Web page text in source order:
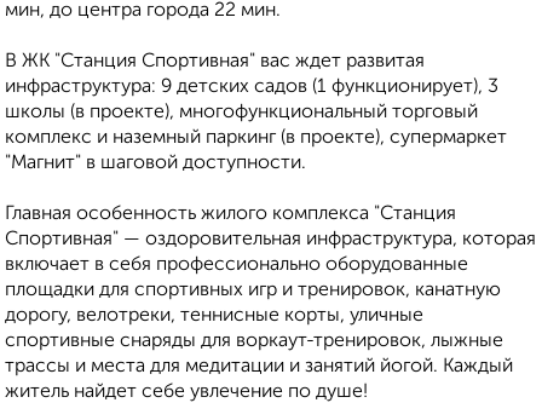
мин, до центра города 22 мин.
В ЖК "Станция Спортивная" вас ждет развитая
инфраструктура: 9 детских садов (1 функционирует), 3
школы (в проекте), многофункциональный торговый
комплекс и наземный паркинг (в проекте), супермаркет
"Магнит" в шаговой доступности.
Главная особенность жилого комплекса "Станция
Спортивная" — оздоровительная инфраструктура, которая
включает в себя профессионально оборудованные
площадки для спортивных игр и тренировок, канатную
дорогу, велотреки, теннисные корты, уличные
спортивные снаряды для воркаут-тренировок, лыжные
трассы и места для медитации и занятий йогой. Каждый
житель найдет себе увлечение по душе!